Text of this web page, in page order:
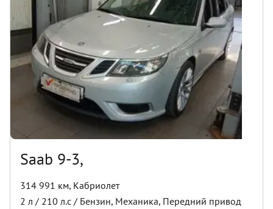
Saab 9-3,
314 991 км, Кабриолет
2 л / 210 л.с / Бензин, Механика, Передний привод